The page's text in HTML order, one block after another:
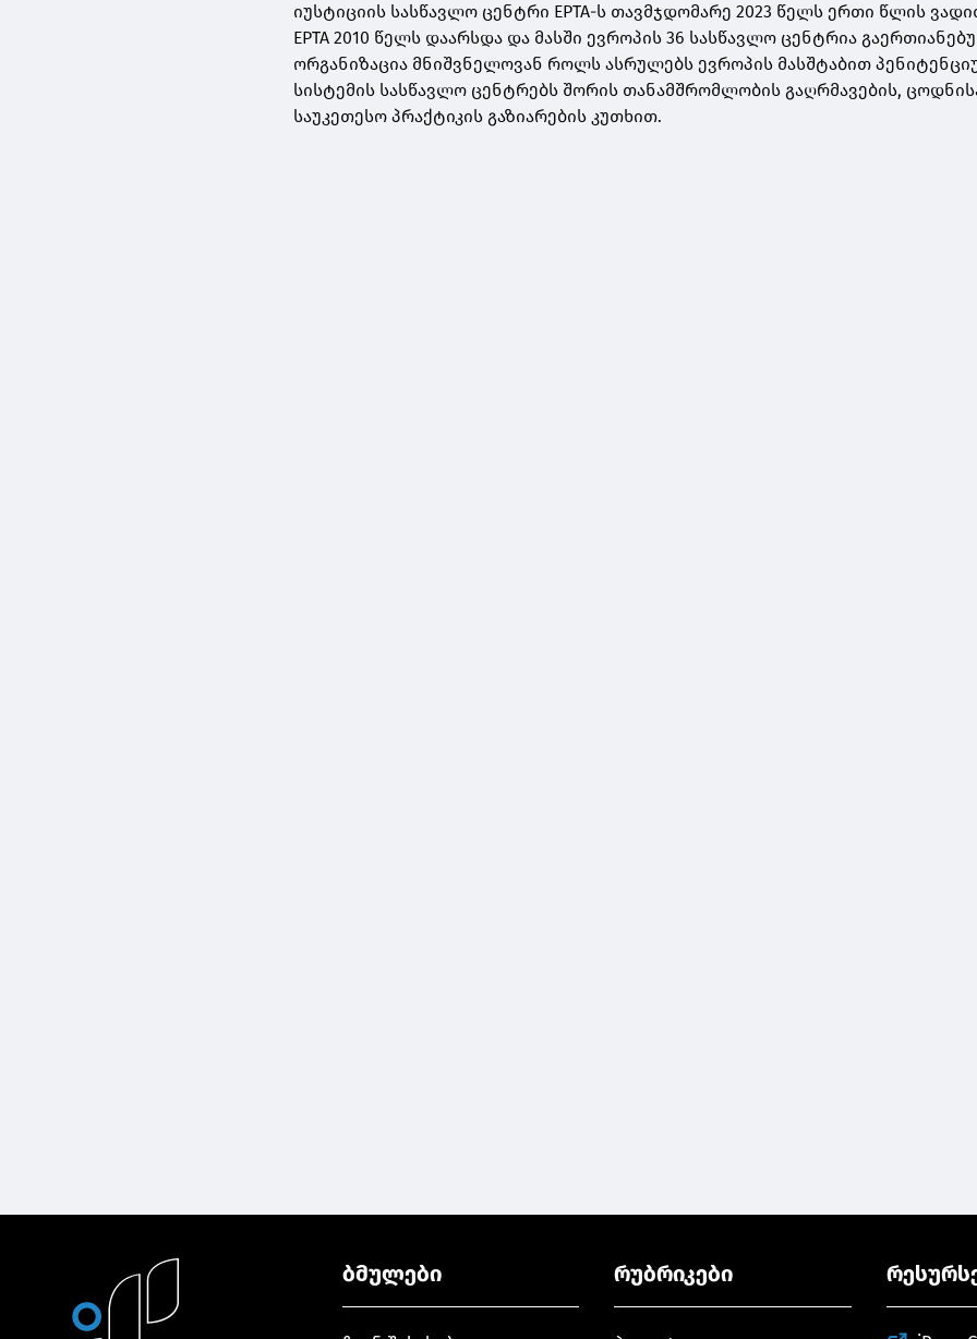
იუსტიციის სასწავლო ცენტრი EPTA-ს თავმჯდომარე 2023 წელს ერთი წლის
EPTA 2010 წელს დაარსდა და მასში ევროპის 36 სასწავლო ცენტრია
ორგანიზაცია მნიშვნელოვან როლს ასრულებს ევროპის მასშტაბით
სისტემის სასწავლო ცენტრებს შორის თანამშრომლობის გაღრმავების,
საუკეთესო პრაქტიკის გაზიარების კუთხით.
ბმულები რუბრიკები